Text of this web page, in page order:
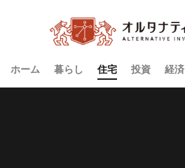
ホーム 暮らし 住宅 投資 経済